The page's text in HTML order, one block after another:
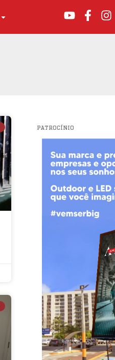
PATROCÍNIO